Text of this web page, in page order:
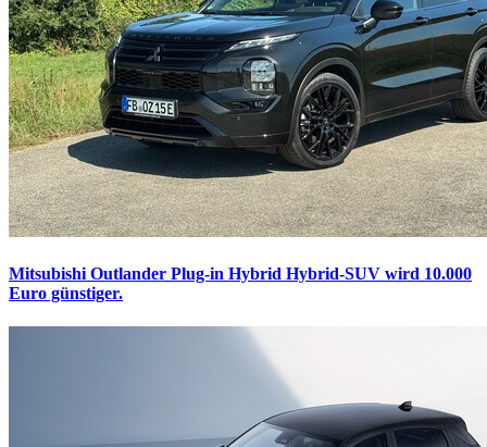
Mitsubishi Outlander Plug-in Hybrid Hybrid-SUV wird 10.000
Euro günstiger.